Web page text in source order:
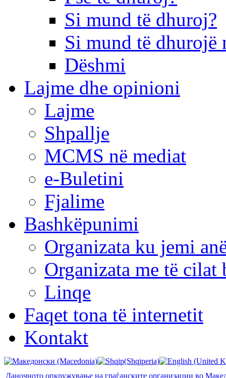
Si mund të dhuroj?
Si mund të dhurojë
Dëshmi
Lajme dhe opinioni
Lajme
Shpallje
MCMS në mediat
e-Buletini
Fjalime
Bashkëpunimi
Organizata ku jemi
Organizata me të cilat
Linqe
Faqet tona të internetit
Kontakt
Даночното опкружување на граѓанските организации во